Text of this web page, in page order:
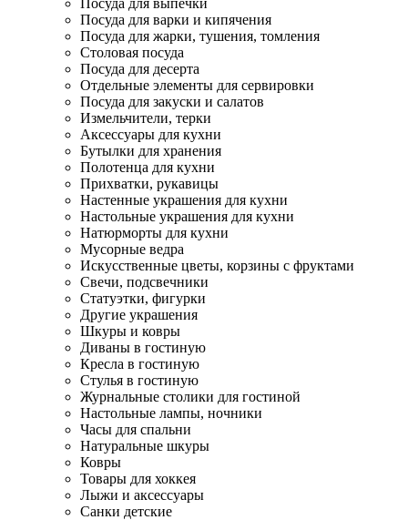
Посуда для выпечки
Посуда для варки и кипячения
Посуда для жарки, тушения, томления
Столовая посуда
Посуда для десерта
Отдельные элементы для сервировки
Посуда для закуски и салатов
Измельчители, терки
Аксессуары для кухни
Бутылки для хранения
Полотенца для кухни
Прихватки, рукавицы
Настенные украшения для кухни
Настольные украшения для кухни
Натюрморты для кухни
Мусорные ведра
Искусственные цветы, корзины с фруктами
Свечи, подсвечники
Статуэтки, фигурки
Другие украшения
Шкуры и ковры
Диваны в гостиную
Кресла в гостиную
Стулья в гостиную
Журнальные столики для гостиной
Настольные лампы, ночники
Часы для спальни
Натуральные шкуры
Ковры
Товары для хоккея
Лыжи и аксессуары
Санки детские